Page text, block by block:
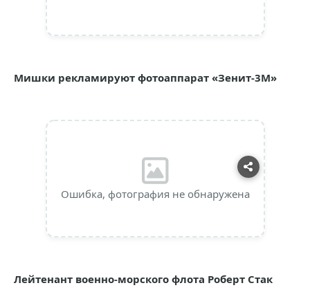
Мишки рекламируют фотоаппарат «Зенит-3М»
Ошибка, фотография не обнаружена
Лейтенант военно-морского флота Роберт Стак